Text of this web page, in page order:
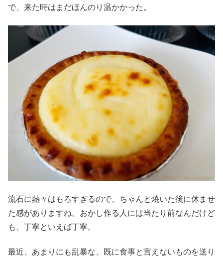
で、来た時はまだほんのり温かかった。
流石に熱々はもろすぎるので、ちゃんと焼いた後に休ませ
た感がありますね。おかし作る人には当たり前なんだけど
も、丁寧といえば丁寧。
最近、あまりにも乱暴な、既に食事と言えないものを送り